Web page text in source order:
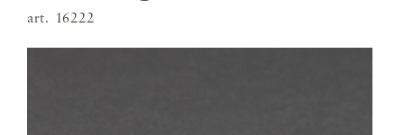
art. 16222